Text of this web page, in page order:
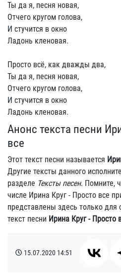
Ты да я, песня новая,
Отчего кругом голова,
И стучится в окно
Ладонь кленовая.
Просто всё, как дважды два,
Ты да я, песня новая,
Отчего кругом голова,
И стучится в окно
Ладонь кленовая.
Анонс текста песни
все
Этот текст песни называется
Другие тексты данного
разделе Тексты песен. Помните,
числе Ирина Круг - Просто все
представлены здесь только
текст песни Ирина Круг - Просто
15.07.2020 14:51